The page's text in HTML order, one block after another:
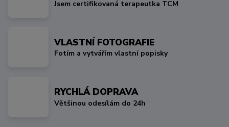
Jsem certifikovaná terapeutka TCM
VLASTNÍ FOTOGRAFIE
Fotím a vytvářím vlastní popisky
RYCHLÁ DOPRAVA
Většinou odesílám do 24h